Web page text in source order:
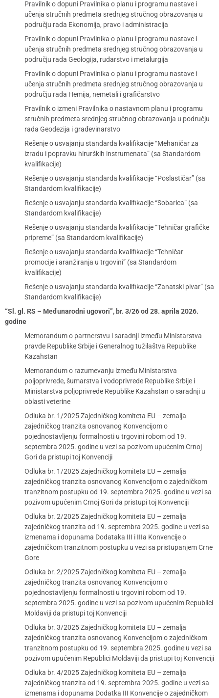
Pravilnik o dopuni Pravilnika o planu i programu nastave i
učenja stručnih predmeta srednjeg stručnog obrazovanja u
području rada Ekonomija, pravo i administracija
Pravilnik o dopuni Pravilnika o planu i programu nastave i
učenja stručnih predmeta srednjeg stručnog obrazovanja u
području rada Geologija, rudarstvo i metalurgija
Pravilnik o dopuni Pravilnika o planu i programu nastave i
učenja stručnih predmeta srednjeg stručnog obrazovanja u
području rada Hemija, nemetali i grafičarstvo
Pravilnik o izmeni Pravilnika o nastavnom planu i programu
stručnih predmeta srednjeg stručnog obrazovanja u području
rada Geodezija i građevinarstvo
Rešenje o usvajanju standarda kvalifikacije “Mehaničar za
izradu i popravku hirurških instrumenata” (sa Standardom
kvalifikacije)
Rešenje o usvajanju standarda kvalifikacije “Poslastičar” (sa
Standardom kvalifikacije)
Rešenje o usvajanju standarda kvalifikacije “Sobarica” (sa
Standardom kvalifikacije)
Rešenje o usvajanju standarda kvalifikacije “Tehničar grafičke
pripreme” (sa Standardom kvalifikacije)
Rešenje o usvajanju standarda kvalifikacije “Tehničar
promocije i aranžiranja u trgovini” (sa Standardom
kvalifikacije)
Rešenje o usvajanju standarda kvalifikacije “Zanatski pivar” (sa
Standardom kvalifikacije)
“Sl. gl. RS – Međunarodni ugovori”, br. 3/26 od 28. aprila 2026.
godine
Memorandum o partnerstvu i saradnji između Ministarstva
pravde Republike Srbije i Generalnog tužilaštva Republike
Kazahstan
Memorandum o razumevanju između Ministarstva
poljoprivrede, šumarstva i vodoprivrede Republike Srbije i
Ministarstva poljoprivrede Republike Kazahstan o saradnji u
oblasti veterine
Odluka br. 1/2025 Zajedničkog komiteta EU – zemalja
zajedničkog tranzita osnovanog Konvencijom o
pojednostavljenju formalnosti u trgovini robom od 19.
septembra 2025. godine u vezi sa pozivom upućenim Crnoj
Gori da pristupi toj Konvenciji
Odluka br. 1/2025 Zajedničkog komiteta EU – zemalja
zajedničkog tranzita osnovanog Konvencijom o zajedničkom
tranzitnom postupku od 19. septembra 2025. godine u vezi sa
pozivom upućenim Crnoj Gori da pristupi toj Konvenciji
Odluka br. 2/2025 Zajedničkog komiteta EU – zemalja
zajedničkog tranzita od 19. septembra 2025. godine u vezi sa
izmenama i dopunama Dodataka III i IIIa Konvencije o
zajedničkom tranzitnom postupku u vezi sa pristupanjem Crne
Gore
Odluka br. 2/2025 Zajedničkog komiteta EU – zemalja
zajedničkog tranzita osnovanog Konvencijom o
pojednostavljenju formalnosti u trgovini robom od 19.
septembra 2025. godine u vezi sa pozivom upućenim Republici
Moldaviji da pristupi toj Konvenciji
Odluka br. 3/2025 Zajedničkog komiteta EU – zemalja
zajedničkog tranzita osnovanog Konvencijom o zajedničkom
tranzitnom postupku od 19. septembra 2025. godine u vezi sa
pozivom upućenim Republici Moldaviji da pristupi toj Konvenciji
Odluka br. 4/2025 Zajedničkog komiteta EU – zemalja
zajedničkog tranzita od 19. septembra 2025. godine u vezi sa
izmenama i dopunama Dodatka III Konvencije o zajedničkom